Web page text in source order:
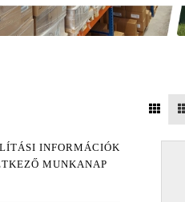
INFORMÁCIÓK
MUNKANAP